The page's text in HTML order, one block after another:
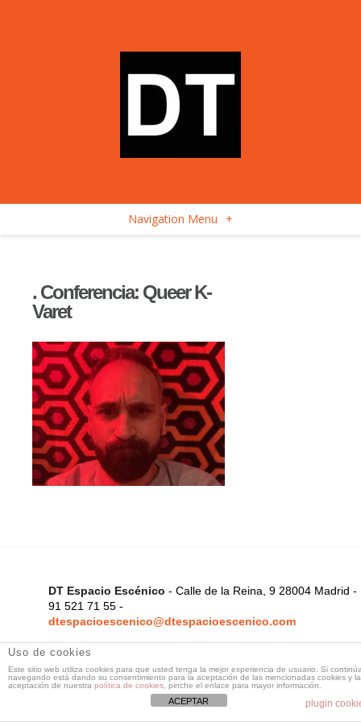
Navigation Menu +
. Conferencia: Queer K-
Varet
DT Espacio Escénico - Calle de la Reina, 9 28004 Madrid -
91 521 71 55 -
dtespacioescenico@dtespacioescenico.com
Uso de cookies
Este sitio web utiliza cookies para que usted tenga la mejor experiencia de usuario. Si
navegando está dando su consentimiento para la aceptación de las mencionadas cookies y la
aceptación de nuestra política de cookies , pinche el enlace para mayor información.
plugin
ACEPTAR